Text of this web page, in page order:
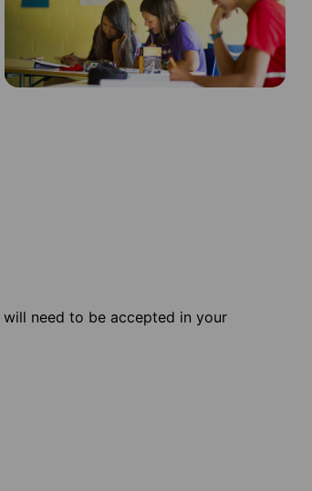
will need to be accepted in your